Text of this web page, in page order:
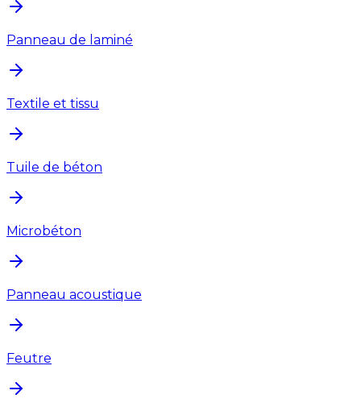
Panneau de laminé
Textile et tissu
Tuile de béton
Microbéton
Panneau acoustique
Feutre